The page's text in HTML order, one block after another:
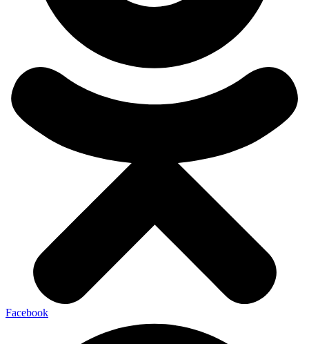
Facebook